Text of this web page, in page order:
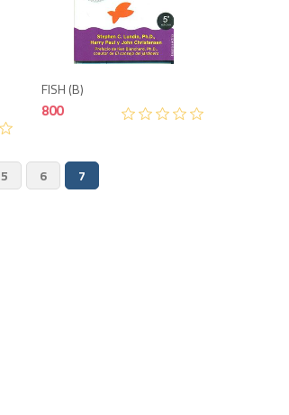
FISH (B)
800
5 6 7